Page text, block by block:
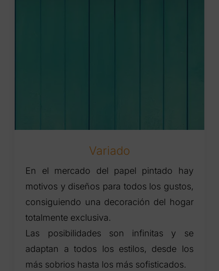
Variado
En el mercado del papel pintado hay
motivos y diseños para todos los gustos,
consiguiendo una decoración del hogar
totalmente exclusiva.
Las posibilidades son infinitas y se
adaptan a todos los estilos, desde los
más sobrios hasta los más sofisticados.